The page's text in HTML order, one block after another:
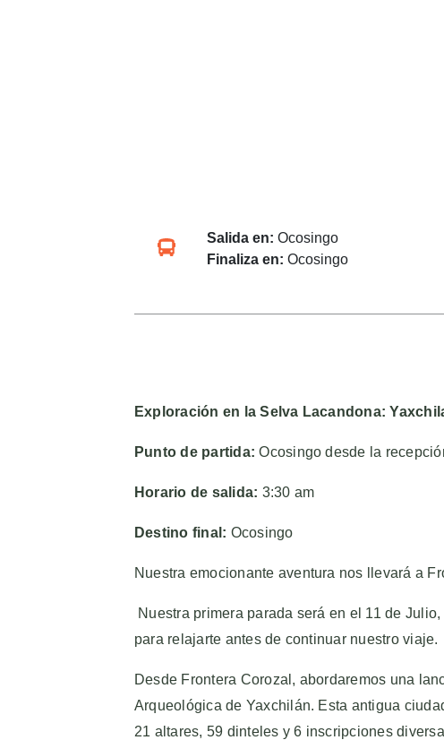
Salida en:Ocosingo
Finaliza en:Ocosingo
Exploración en la Selva Lacandona:
Punto de partida:Ocosingo desde la
Horario de salida: 3:30 am
Destino final: Ocosingo
Nuestra emocionante aventura nos llevará a
Nuestra primera parada será en el 11 de
para relajarte antes de continuar nuestro viaje.
Desde Frontera Corozal, abordaremos una
Arqueológica de Yaxchilán. Esta antigua
21 altares, 59 dinteles y 6 inscripciones